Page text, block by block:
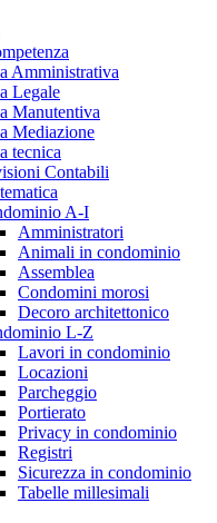
Amministrativa
Legale
Manutentiva
Mediazione
tecnica
Contabili
A-I
Amministratori
Animali in condominio
Assemblea
Condomini morosi
Decoro architettonico
L-Z
Lavori in condominio
Locazioni
Parcheggio
Portierato
Privacy in condominio
Registri
Sicurezza in condominio
Tabelle millesimali